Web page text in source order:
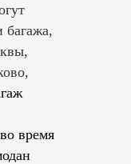
багажа,
время